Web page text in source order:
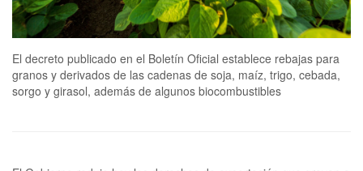
El decreto publicado en el Boletín Oficial establece rebajas para
granos y derivados de las cadenas de soja, maíz, trigo, cebada,
sorgo y girasol, además de algunos biocombustibles